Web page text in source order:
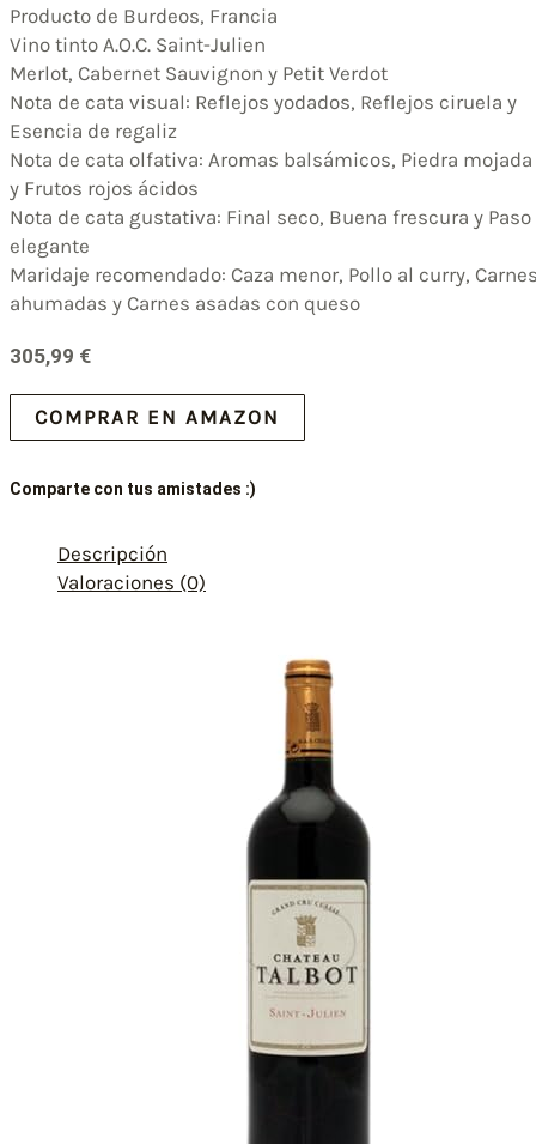
Producto de Burdeos, Francia
Vino tinto A.O.C. Saint-Julien
Merlot, Cabernet Sauvignon y Petit Verdot
Nota de cata visual: Reflejos yodados, Reflejos ciruela y
Esencia de regaliz
Nota de cata olfativa: Aromas balsámicos, Piedra mojada
y Frutos rojos ácidos
Nota de cata gustativa: Final seco, Buena frescura y Paso
elegante
Maridaje recomendado: Caza menor, Pollo al curry,
ahumadas y Carnes asadas con queso
305,99 €
COMPRAR EN AMAZON
Comparte con tus amistades :)
Descripción
Valoraciones (0)